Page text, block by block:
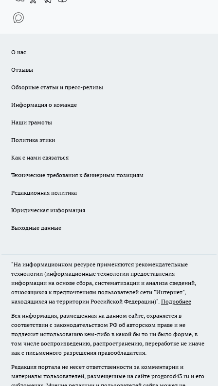
О нас
Отзывы
Обзорные статьи и пресс-релизы
Информация о команде
Наши грамоты
Политика этики
Как с нами связаться
Технические требования к баннерным позициям
Редакционная политика
Юридическая информация
Выходные данные
"На информационном ресурсе применяются рекомендательные
технологии (информационные технологии предоставления
информации на основе сбора, систематизации и анализа сведений,
относящихся к предпочтениям пользователей сети "Интернет",
находящихся на территории Российской Федерации)". Подробнее
Вся информация, размещенная на данном сайте, охраняется в
соответствии с законодательством РФ об авторском праве и не
подлежит использованию кем-либо в какой бы то ни было форме, в
том числе воспроизведению, распространению, переработке не иначе
как с письменного разрешения правообладателя.
Редакция портала не несет ответственности за комментарии и
материалы пользователей, размещенные на сайте progorod43.ru и его